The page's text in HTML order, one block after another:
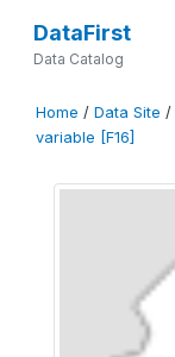
DataFirst
Data Catalog
Home / Data Site /
variable [F16]